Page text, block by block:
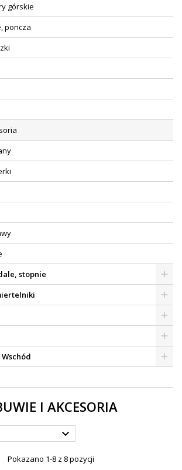
górskie
poncza
stopnie
I AKCESORIA

Pokazano 1-8 z 8 pozycji